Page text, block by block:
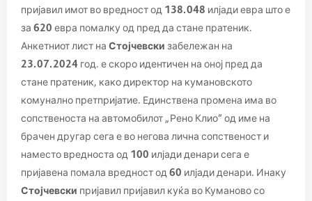
пријавил имот во вредност од 138.048 илјади евра што е
за 620 евра помалку од пред да стане пратеник.
Анкетниот лист на Стојчевски забележан на
23.07.2024 год. е скоро идентичен на оној пред да
стане пратеник, како директор на кумановското
комунално претпријатие. Единствена промена има во
сопственоста на автомобилот „Рено Клио“ од име на
брачен другар сега е во негова лична сопственост и
наместо вредноста од 100 илјади денари сега е
пријавена помала вредност од 60 илјади денари. Инаку
Стојчевски пријавил пријавил куќа во Куманово со